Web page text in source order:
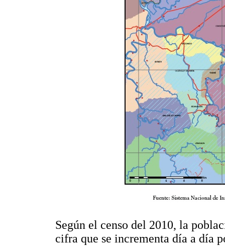
Según el censo del 2010, la
cifra que se incrementa día a